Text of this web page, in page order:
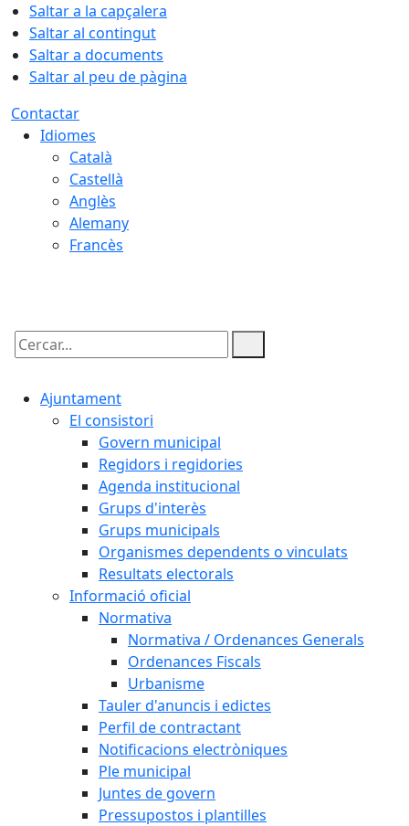
Saltar a la capçalera
Saltar al contingut
Saltar a documents
Saltar al peu de pàgina
Contactar
Idiomes
Català
Castellà
Anglès
Alemany
Francès
Cercar:
Ajuntament
El consistori
Govern municipal
Regidors i regidories
Agenda institucional
Grups d'interès
Grups municipals
Organismes dependents o vinculats
Resultats electorals
Informació oficial
Normativa
Normativa / Ordenances Generals
Ordenances Fiscals
Urbanisme
Tauler d'anuncis i edictes
Perfil de contractant
Notificacions electròniques
Ple municipal
Juntes de govern
Pressupostos i plantilles